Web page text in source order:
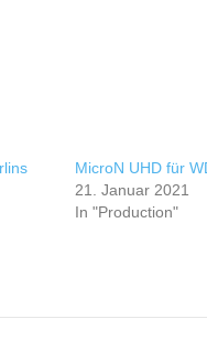
MicroN UHD für
21. Januar 2021
In "Production"